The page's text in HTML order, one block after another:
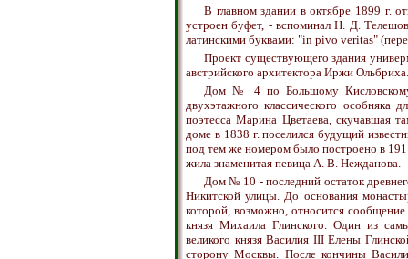
В главном здании в октябре 1899 г.
устроен буфет, - вспоминал Н. Д.
латинскими буквами: "in pivo veritas"
Проект существующего здания
австрийского архитектора Иржи
Дом № 4 по Большому Кисловскому
двухэтажного классического особняка
поэтесса Марина Цветаева, скучавшая
доме в 1838 г. поселился будущий
под тем же номером было построено в
жила знаменитая певица А. В. Нежданова.
Дом № 10 - последний остаток
Никитской улицы. До основания
которой, возможно, относится
князя Михаила Глинского. Один из
великого князя Василия III Елены
сторону Москвы. После кончины